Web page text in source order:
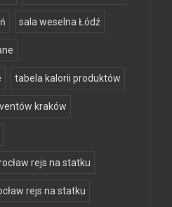
sala weselna Łódź
tabela kalorii produktów
kraków
rejs na statku
rejs na statku